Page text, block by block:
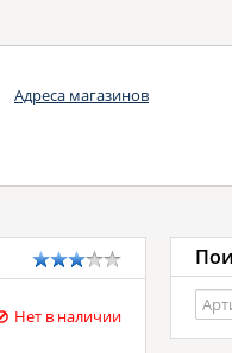
Адреса магазинов
Нет в наличии